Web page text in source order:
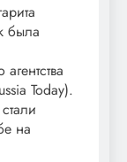
была
Today).
на